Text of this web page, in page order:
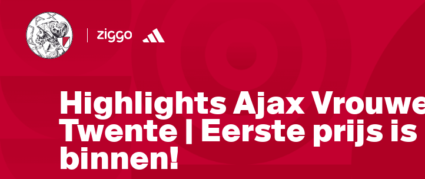
Highlights Ajax
Twente | Eerste prijs is
binnen!